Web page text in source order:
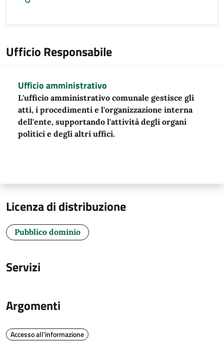
Ufficio Responsabile
Ufficio amministrativo
L'ufficio amministrativo comunale gestisce gli
atti, i procedimenti e l'organizzazione interna
dell'ente, supportando l'attività degli organi
politici e degli altri uffici.
Licenza di distribuzione
Pubblico dominio
Servizi
Argomenti
Accesso all'informazione